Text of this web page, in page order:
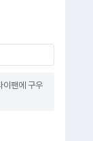
이팬에 구우